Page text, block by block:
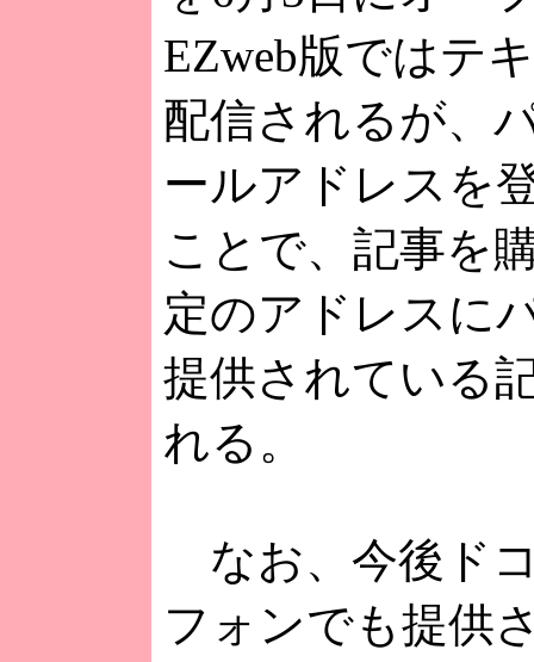
EZweb版ではテ
配信されるが、
ールアドレスを
ことで、記事を
定のアドレスに
提供されている
れる。
なお、今後ド
フォンでも提供